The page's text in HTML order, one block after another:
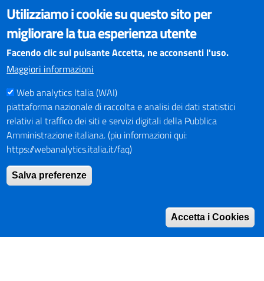
VISUALIZZAZIONE CONTENUTI
Il sito internet della Provincia di Perugia è ottimizzato per
essere visualizzato dai principali browser aggiornati. L'uso di
browser non aggiornati può creare problemi di visualizzazione
dei contenuti.
PAGAMENTI
SOCIAL NETWORKS
Pagina Facebook
Profilo Instagram
PNRR (Piano Nazionale di Ripresa e Resilienza)
Utilizziamo i cookie su questo sito per
migliorare la tua esperienza utente
Facendo clic sul pulsante Accetta, ne acconsenti l'uso.
Maggiori informazioni
Web analytics Italia (WAI)
piattaforma nazionale di raccolta e analisi dei dati statistici
relativi al traffico dei siti e servizi digitali della Pubblica
Amministrazione italiana. (piu informazioni qui:
https://webanalytics.italia.it/faq)
Salva preferenze
Accetta i Cookies